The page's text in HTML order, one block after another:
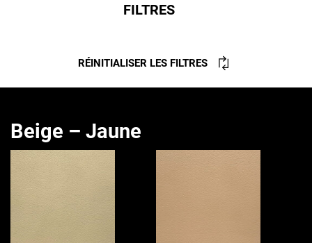
FILTRES
RÉINITIALISER LES FILTRES
Beige – Jaune